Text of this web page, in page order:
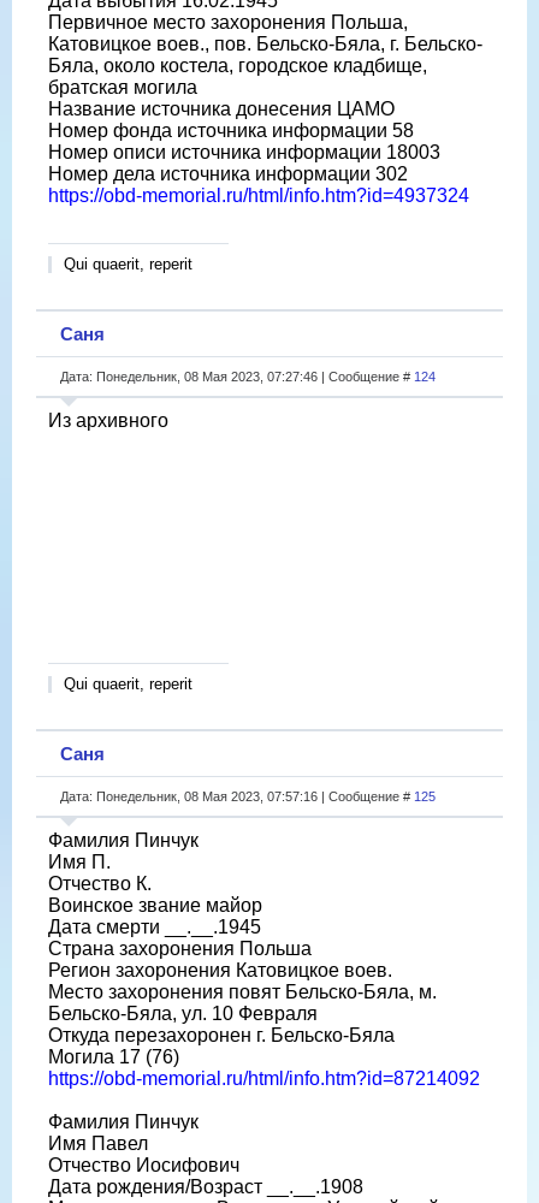
Первичное место захоронения Польша,
Катовицкое воев., пов. Бельско-Бяла, г. Бельско-
Бяла, около костела, городское кладбище,
братская могила
Название источника донесения ЦАМО
Номер фонда источника информации 58
Номер описи источника информации 18003
Номер дела источника информации 302
https://obd-memorial.ru/html/info.htm?id=4937324
Qui quaerit, reperit
Саня
Дата: Понедельник, 08 Мая 2023, 07:27:46 | Сообщение # 124
Из архивного
Qui quaerit, reperit
Саня
Дата: Понедельник, 08 Мая 2023, 07:57:16 | Сообщение # 125
Фамилия Пинчук
Имя П.
Отчество К.
Воинское звание майор
Дата смерти __.__.1945
Страна захоронения Польша
Регион захоронения Катовицкое воев.
Место захоронения повят Бельско-Бяла, м.
Бельско-Бяла, ул. 10 Февраля
Откуда перезахоронен г. Бельско-Бяла
Могила 17 (76)
https://obd-memorial.ru/html/info.htm?id=87214092
Фамилия Пинчук
Имя Павел
Отчество Иосифович
Дата рождения/Возраст __.__.1908